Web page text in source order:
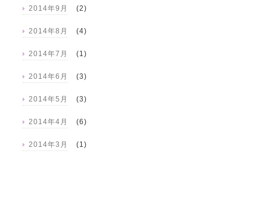
2014年9月 (2)
2014年8月 (4)
2014年7月 (1)
2014年6月 (3)
2014年5月 (3)
2014年4月 (6)
2014年3月 (1)